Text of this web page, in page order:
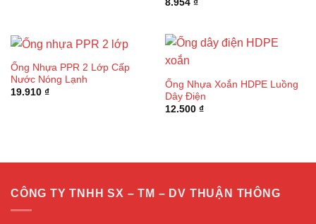
8.954 ₫
Ống Nhựa PPR 2 Lớp Cấp
Nước Nóng Lạnh
19.910 ₫
Ống Nhựa Xoắn HDPE Luồng
Dây Điện
12.500 ₫
CÔNG TY TNHH SX – TM – DV THUẬN THÔNG